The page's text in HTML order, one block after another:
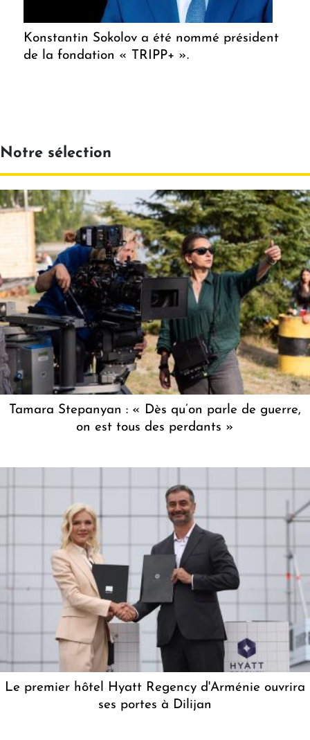
Konstantin Sokolov a été nommé président
de la fondation « TRIPP+ ».
Notre sélection
Tamara Stepanyan : « Dès qu’on parle de guerre,
on est tous des perdants »
Le premier hôtel Hyatt Regency d'Arménie ouvrira
ses portes à Dilijan